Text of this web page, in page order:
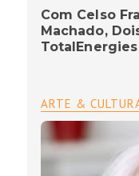
Com Celso
Machado,
ARTE &